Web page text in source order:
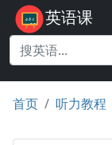
英语课
首页 听力教程